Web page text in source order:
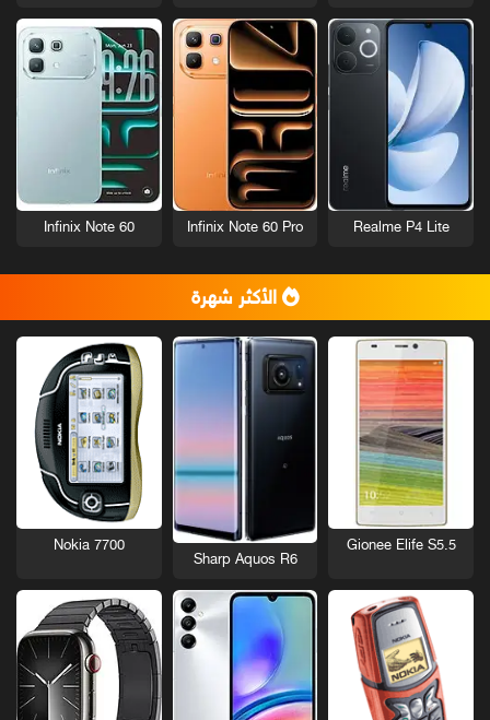
Realme P4 Lite
Infinix Note 60 Pro
Infinix Note 60
الأكثر شهرة
Gionee Elife S5.5
Sharp Aquos R6
Nokia 7700